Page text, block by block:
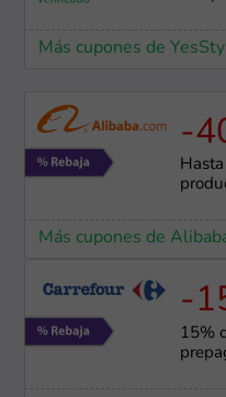
Más cupones de
-
Más cupones de
-
15%